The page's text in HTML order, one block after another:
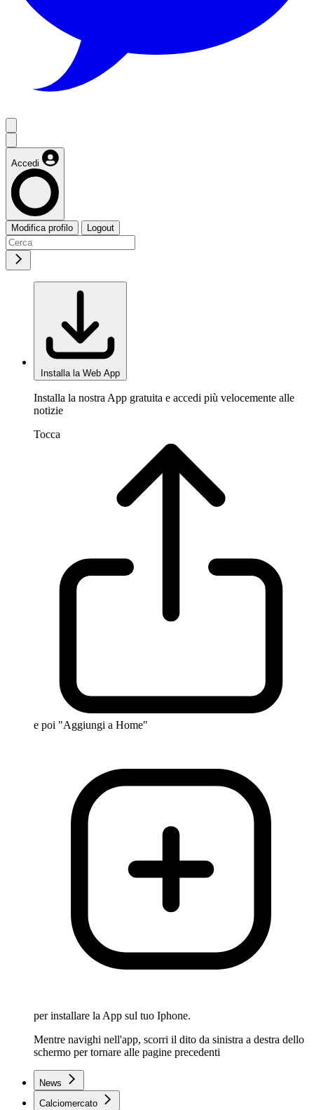
Accedi
Modifica profilo Logout
Installa la Web App
Installa la nostra App gratuita e accedi più velocemente alle
notizie
Tocca
e poi "Aggiungi a Home"
per installare la App sul tuo Iphone.
Mentre navighi nell'app, scorri il dito da sinistra a destra dello
schermo per tornare alle pagine precedenti
News
Calciomercato